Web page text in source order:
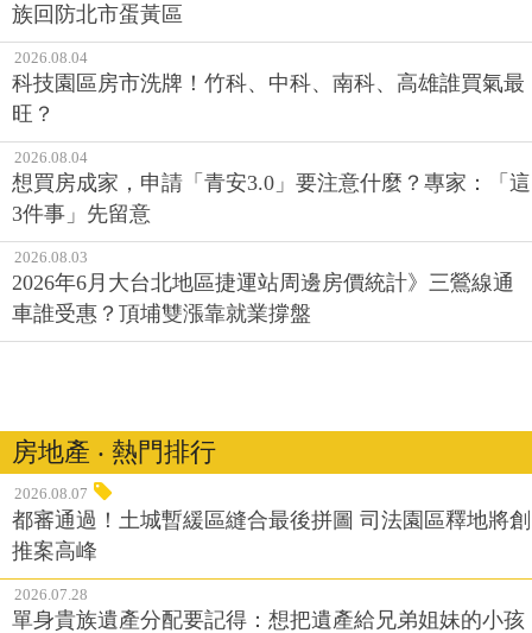
族回防北市蛋黃區
2026.08.04
科技園區房市洗牌！竹科、中科、南科、高雄誰買氣最
旺？
2026.08.04
想買房成家，申請「青安3.0」要注意什麼？專家：「這
3件事」先留意
2026.08.03
2026年6月大台北地區捷運站周邊房價統計》三鶯線通
車誰受惠？頂埔雙漲靠就業撐盤
房地產 ‧ 熱門排行
2026.08.07
都審通過！土城暫緩區縫合最後拼圖 司法園區釋地將創
推案高峰
2026.07.28
單身貴族遺產分配要記得：想把遺產給兄弟姐妹的小孩